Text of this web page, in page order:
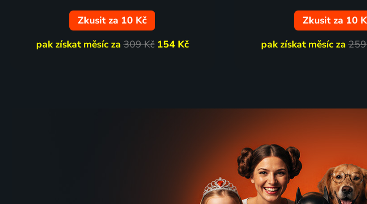
Zkusit za 10 Kč
pak získat měsíc za309 Kč 154 Kč
Zkusit za 10
pak získat měsíc za